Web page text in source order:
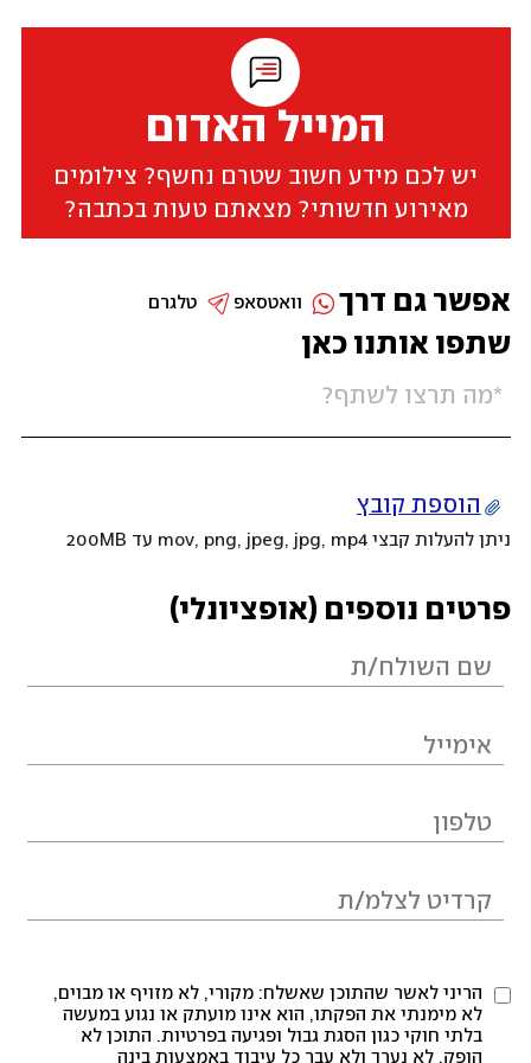
המייל האדום
יש לכם מידע חשוב שטרם נחשף? צילומים
מאירוע חדשותי? מצאתם טעות בכתבה?
שתפו אותנו כאן
הוספת קובץ
ניתן להעלות קבצי mov, png, jpeg, jpg, mp4 עד 200MB
פרטים נוספים (אופציונלי)
הריני לאשר שהתוכן שאשלח: מקורי, לא מזויף או מבוים,
לא מימנתי את הפקתו, הוא אינו מועתק או נגוע במעשה
בלתי חוקי כגון הסגת גבול ופגיעה בפרטיות. התוכן לא
הופק, לא נערך ולא עבר כל עיבוד באמצעות בינה
אפשר גם דרך טלגרם וואטסאפ